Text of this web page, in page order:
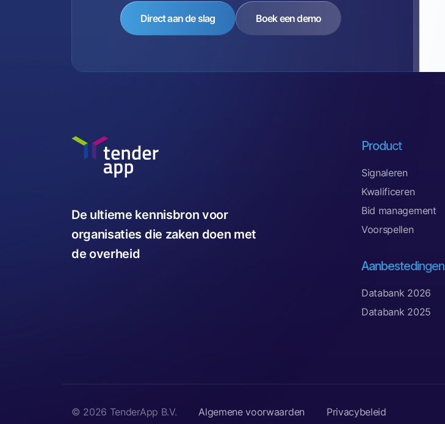
Direct aan de slag Boek een demo
De ultieme kennisbron voor
organisaties die zaken doen met
de overheid
Product
Signaleren
Kwalificeren
Bid management
Voorspellen
Aanbestedingen
Databank 2026
Databank 2025
© 2026 TenderApp B.V. Algemene voorwaarden Privacybeleid